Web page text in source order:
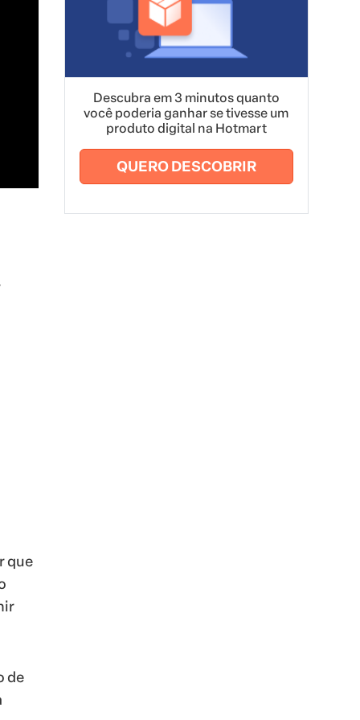
que
de
Descubra em 3 minutos quanto
você poderia ganhar se tivesse um
produto digital na Hotmart
QUERO DESCOBRIR